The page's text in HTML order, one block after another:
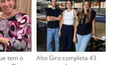
tem o
Alto Giro completa 43